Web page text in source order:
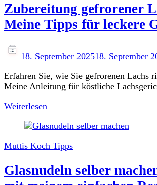
Zubereitung gefrorener
Meine Tipps für leckere
18. September 202518. September
Erfahren Sie, wie Sie gefrorenen Lachs
Meine Anleitung für köstliche
Weiterlesen
Muttis Koch Tipps
Glasnudeln selber